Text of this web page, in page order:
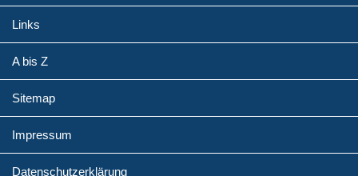
Links
A bis Z
Sitemap
Impressum
Datenschutzerklärung